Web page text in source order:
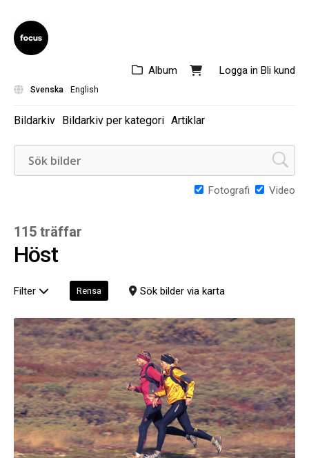
Logga in Bli kund
Album
Svenska English
Bildarkiv Bildarkiv per kategori Artiklar
Fotografi Video
115 träffar
Höst
Filter Rensa Sök bilder via karta